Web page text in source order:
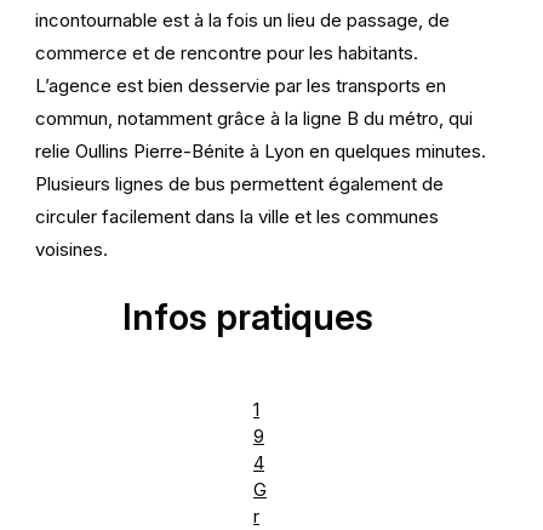
incontournable est à la fois un lieu de passage, de
commerce et de rencontre pour les habitants.
L’agence est bien desservie par les transports en
commun, notamment grâce à la ligne B du métro, qui
relie Oullins Pierre-Bénite à Lyon en quelques minutes.
Plusieurs lignes de bus permettent également de
circuler facilement dans la ville et les communes
voisines.
Infos pratiques
1
9
4
G
r